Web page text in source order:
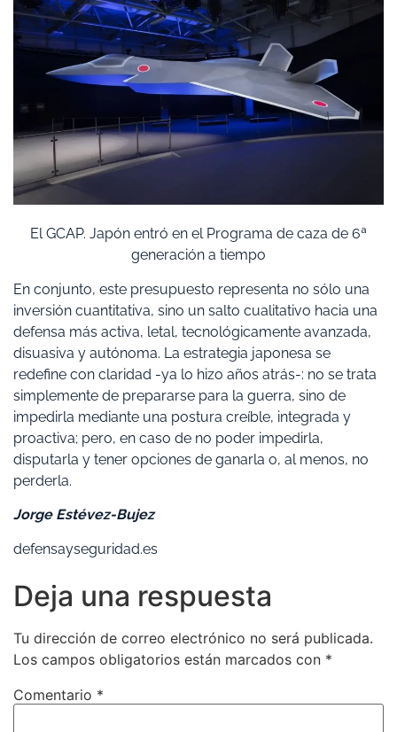
El GCAP. Japón entró en el Programa de caza de 6ª
generación a tiempo
En conjunto, este presupuesto representa no sólo una
inversión cuantitativa, sino un salto cualitativo hacia una
defensa más activa, letal, tecnológicamente avanzada,
disuasiva y autónoma. La estrategia japonesa se
redefine con claridad -ya lo hizo años atrás-: no se trata
simplemente de prepararse para la guerra, sino de
impedirla mediante una postura creíble, integrada y
proactiva; pero, en caso de no poder impedirla,
disputarla y tener opciones de ganarla o, al menos, no
perderla.
Jorge Estévez-Bujez
defensayseguridad.es
Deja una respuesta
Tu dirección de correo electrónico no será publicada.
Los campos obligatorios están marcados con *
Comentario *